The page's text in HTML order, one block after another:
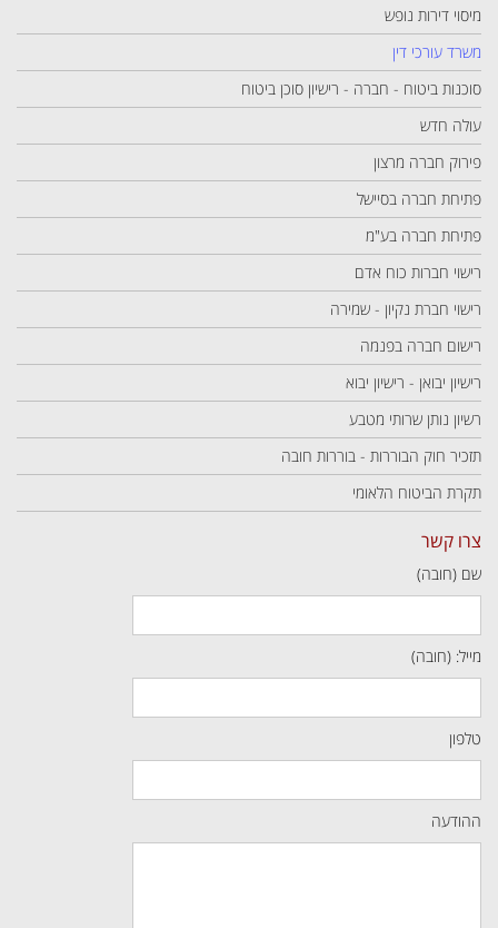
מיסוי דירות נופש
משרד עורכי דין
סוכנות ביטוח - חברה - רישיון סוכן ביטוח
עולה חדש
פירוק חברה מרצון
פתיחת חברה בסיישל
פתיחת חברה בע"מ
רישוי חברות כוח אדם
רישוי חברת נקיון - שמירה
רישום חברה בפנמה
רישיון יבואן - רישיון יבוא
רשיון נותן שרותי מטבע
תזכיר חוק הבוררות - בוררות חובה
תקרת הביטוח הלאומי
צרו קשר
שם (חובה)
מייל: (חובה)
טלפון
ההודעה